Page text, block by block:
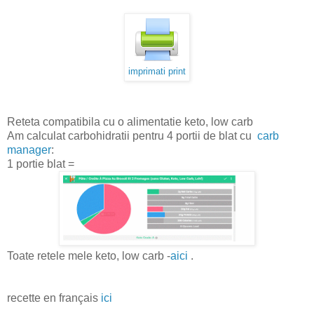
imprimati print
Reteta compatibila cu o alimentatie keto, low carb
Am calculat carbohidratii pentru 4 portii de blat cu carb
manager:
1 portie blat =
Toate retele mele keto, low carb -aici .
recette en français ici